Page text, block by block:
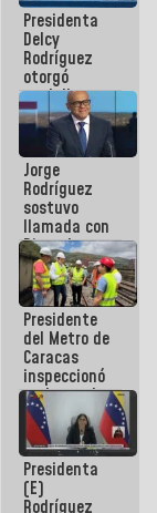
abordar
planes de
acción
Presidenta
Delcy
Rodríguez
otorgó
medalla
"Héroe de
Venezuela"
a servidores
públicos
Jorge
Rodríguez
sostuvo
llamada con
Dinorah
Figuera y
acuerdan
primer
encuentro
presencial
para el
diálogo
Presidente
del Metro de
Caracas
inspeccionó
trabajos de
rehabilitación
y
modernización
de la vía
férrea
Presidenta
(E)
Rodríguez